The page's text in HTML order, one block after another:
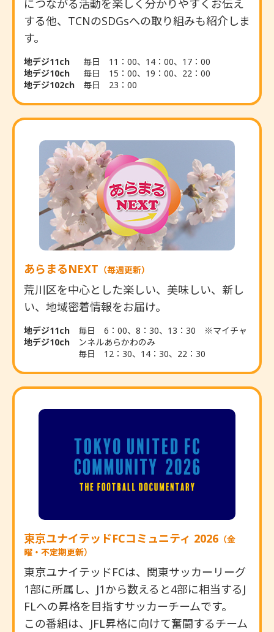
につながる活動を楽しく分かりやすくお伝え
する他、TCNのSDGsへの取り組みも紹介しま
す。
地デジ11ch
地デジ10ch
地デジ102ch
毎日 11：00、14：00、17：00
毎日 15：00、19：00、22：00
毎日 23：00
あらまるNEXT （毎週更新）
荒川区を中心とした楽しい、美味しい、新し
い、地域密着情報をお届け。
地デジ11ch
地デジ10ch
毎日 6：00、8：30、13：30 ※マイチャ
ンネルあらかわのみ
毎日 12：30、14：30、22：30
東京ユナイテッドFCコミュニティ 2026 （金
曜・不定期更新）
東京ユナイテッドFCは、関東サッカーリーグ
1部に所属し、J1から数えると4部に相当するJ
FLへの昇格を目指すサッカーチームです。
この番組は、JFL昇格に向けて奮闘するチーム